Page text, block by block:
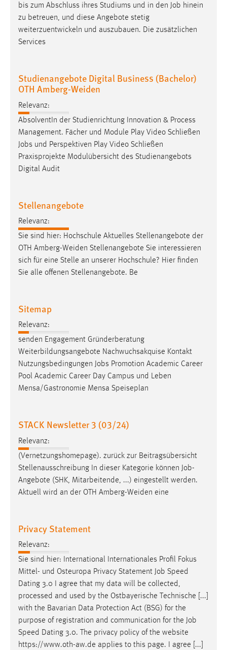
bis zum Abschluss ihres Studiums und in den Job hinein
zu betreuen, und diese Angebote stetig
weiterzuentwickeln und auszubauen. Die zusätzlichen
Services
Studienangebote Digital Business (Bachelor)
OTH Amberg-Weiden
Relevanz:
AbsolventIn der Studienrichtung Innovation & Process
Management. Fächer und Module Play Video Schließen
Jobs und Perspektiven Play Video Schließen
Praxisprojekte Modulübersicht des Studienangebots
Digital Audit
Stellenangebote
Relevanz:
Sie sind hier: Hochschule Aktuelles Stellenangebote der
OTH Amberg-Weiden Stellenangebote Sie interessieren
sich für eine Stelle an unserer Hochschule? Hier finden
Sie alle offenen Stellenangebote. Be
Sitemap
Relevanz:
senden Engagement Gründerberatung
Weiterbildungsangebote Nachwuchsakquise Kontakt
Nutzungsbedingungen Jobs Promotion Academic Career
Pool Academic Career Day Campus und Leben
Mensa/Gastronomie Mensa Speiseplan
STACK Newsletter 3 (03/24)
Relevanz:
(Vernetzungshomepage). zurück zur Beitragsübersicht
Stellenausschreibung In dieser Kategorie können Job-
Angebote (SHK, Mitarbeitende, ...) eingestellt werden.
Aktuell wird an der OTH Amberg-Weiden eine
Privacy Statement
Relevanz:
Sie sind hier: International Internationales Profil Fokus
Mittel- und Osteuropa Privacy Statement Job Speed
Dating 3.0 I agree that my data will be collected,
processed and used by the Ostbayerische Technische [...]
with the Bavarian Data Protection Act (BSG) for the
purpose of registration and communication for the Job
Speed Dating 3.0. The privacy policy of the website
https://www.oth-aw.de applies to this page. I agree [...]
Cookie Laufzeit:
3 Monate
Name:
Anbieter:
Facebook
Zweck:
Conversion-Tracking
EXTERNE MEDIEN
Um Inhalte von Videoplattformen und Social Media
Plattformen anzeigen zu können, werden von diesen
externen Medien Cookies gesetzt.
Vimeo